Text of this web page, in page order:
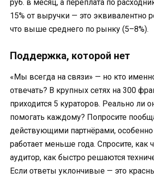
руб. в месяц, а переплата по
15% от выручки — это эквивалентно
что выше среднего по рынку (5–8%).
Поддержка, которой нет
«Мы всегда на связи» — но кто
отвечать? В крупных сетях на 300
приходится 5 кураторов. Реально ли
помогать каждому? Попросите
действующими партнёрами, особенно
работает меньше года. Спросите, как
аудитор, как быстро решаются
Если ответы уклончивые — это